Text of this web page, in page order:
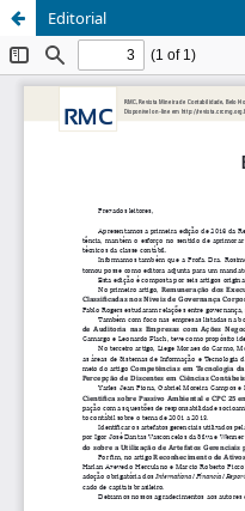
Editorial